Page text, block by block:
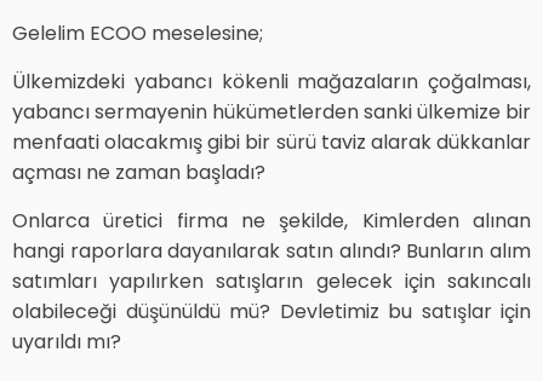
Gelelim ECOO meselesine;
Ülkemizdeki yabancı kökenli mağazaların çoğalması,
yabancı sermayenin hükümetlerden sanki ülkemize bir
menfaati olacakmış gibi bir sürü taviz alarak dükkanlar
açması ne zaman başladı?
Onlarca üretici firma ne şekilde, Kimlerden alınan
hangi raporlara dayanılarak satın alındı? Bunların alım
satımları yapılırken satışların gelecek için sakıncalı
olabileceği düşünüldü mü? Devletimiz bu satışlar için
uyarıldı mı?